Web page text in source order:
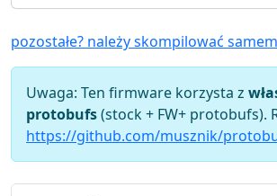
pozostałe? należy skompilować
Uwaga: Ten firmware korzysta z
protobufs(stock + FW+ protobufs).
https://github.com/musznik/